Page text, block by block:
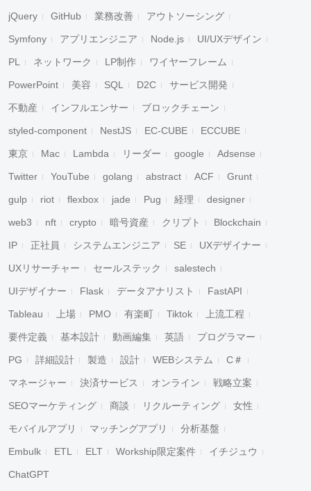
jQuery GitHub 業務改善 アウトソーシング
Symfony アプリエンジニア Node.js UI/UXデザイン
PL ネットワーク LP制作 ワイヤーフレーム
PowerPoint 美容 SQL D2C サービス開発
不動産 インフルエンサー ブロックチェーン
styled-component NestJS EC-CUBE ECCUBE
東京 Mac Lambda リーダー google Adsense
Twitter YouTube golang abstract ACF Grunt
gulp riot flexbox jade Pug 経理 designer
web3 nft crypto 暗号資産 クリプト Blockchain
IP 正社員 システムエンジニア SE UXデザイナー
UXリサーチャー セールステック salestech
UIデザイナー Flask データアナリスト FastAPI
Tableau 上場 PMO 有楽町 Tiktok 上流工程
要件定義 基本設計 動画編集 英語 プログラマー
PG 詳細設計 製造 設計 WEBシステム C＃
マネージャー 決済サービス オンライン 戦略立案
SEOマーケティング 商談 リクルーティング 女性
モバイルアプリ マッチングアプリ 分析基盤
Embulk ETL ELT Workship限定案件 イチジュウ
ChatGPT